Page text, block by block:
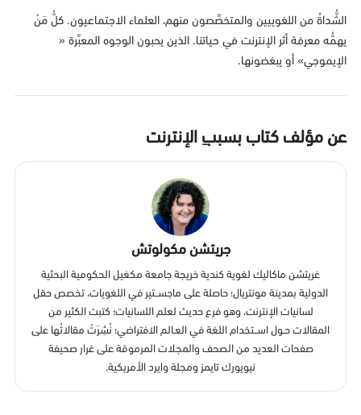
الشُّداةُ من اللغوييين والمتخصِّصون منهم، العلماء الاجتماعيون. كلُّ مَنْ
يهمُّه معرفة أثر الإنترنت في حياتنا. الذين يحبون الوجوه المعبِّرة «
الإيموجي» أو يبغضونها.
عن مؤلف كتاب بسببِ الإنترنت
جريتشن مكولوتش
غريتشن ماكاليك لغوية كندية خريجة جامعة مكغيل الحكومية البحثية
الدولية بمدينة مونتريال؛ حاصلة على ماجســتير في اللغويات، تخصص حقل
لسانيات الإنترنت، وهو فرع حديث لعلم اللسانيات؛ كتبت الكثير من
المقالات حـول اســتخدام اللغة في العـالم الافتراضي؛ نُشِرَتْ مقالاتُها على
صفحات العديد من الصحف والمجلات المرموقة على غرار صحيفة
نيويورك تايمز ومجلة وايرد الأمريكية.